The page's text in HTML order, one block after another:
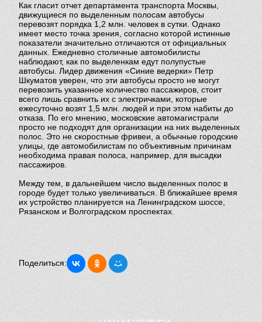
ВАКАНСИИ
СТАТЬИ
ВОПРОСЫ
ПАРТНЁРЫ
КОНТАКТЫ
Как гласит отчет департамента транспорта Москвы,
движущиеся по выделенным полосам автобусы
перевозят порядка 1,2 млн. человек в сутки. Однако
имеет место точка зрения, согласно которой истинные
показатели значительно отличаются от официальных
данных. Ежедневно столичные автомобилисты
наблюдают, как по выделенкам едут полупустые
автобусы. Лидер движения «Синие ведерки» Петр
Шкуматов уверен, что эти автобусы просто не могут
перевозить указанное количество пассажиров, стоит
всего лишь сравнить их с электричками, которые
ежесуточно возят 1,5 млн. людей и при этом набиты до
отказа. По его мнению, московские автомагистрали
просто не подходят для организации на них выделенных
полос. Это не скоростные фривеи, а обычные городские
улицы, где автомобилистам по объективным причинам
необходима правая полоса, например, для высадки
пассажиров.
Между тем, в дальнейшем число выделенных полос в
городе будет только увеличиваться. В ближайшее время
их устройство планируется на Ленинградском шоссе,
Рязанском и Волгоградском проспектах.
Поделиться: